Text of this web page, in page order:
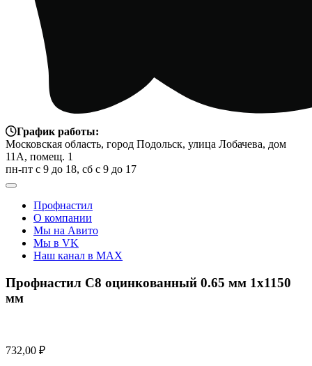
График работы:
Московская область, город Подольск, улица Лобачева, дом
11А, помещ. 1
пн-пт с 9 до 18, сб с 9 до 17
Профнастил
О компании
Мы на Авито
Мы в VK
Наш канал в MAX
Профнастил С8 оцинкованный 0.65 мм 1х1150
мм
732,00 ₽